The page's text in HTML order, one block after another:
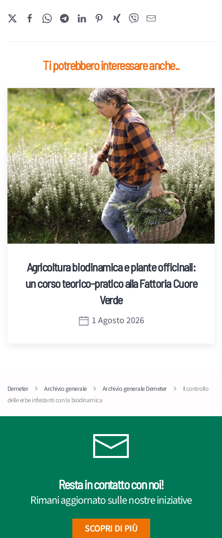
Ti potrebbero interessare anche..
Agricoltura biodinamica e piante officinali:
un corso teorico-pratico alla Fattoria Cuore
Verde
1 Agosto 2026
Demeter Archivio generale Archivio generale Demeter
Il controllo
delle erbe infestanti con la biodinamica
Resta in contatto con noi!
Rimani aggiornato sulle nostre iniziative
SCOPRI DI PIÙ